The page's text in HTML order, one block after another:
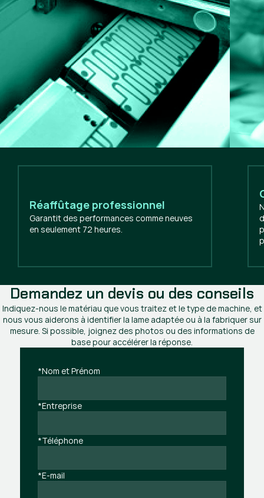
Réaffûtage professionnel
Garantit des performances comme neuves
en seulement 72 heures.
Demandez un devis ou des conseils
Indiquez-nous le matériau que vous traitez et le type de machine, et
nous vous aiderons à identifier la lame adaptée ou à la fabriquer sur
mesure. Si possible, joignez des photos ou des informations de
base pour accélérer la réponse.
*Nom et Prénom
*Entreprise
*Téléphone
*E-mail